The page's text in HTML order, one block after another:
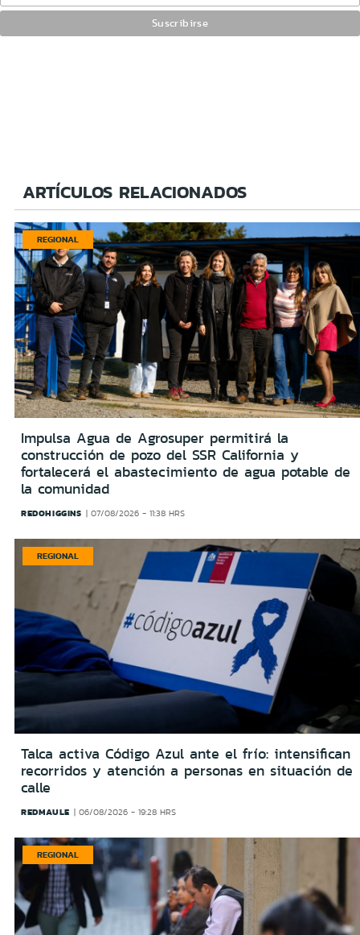
ARTÍCULOS RELACIONADOS
REGIONAL
Impulsa Agua de Agrosuper permitirá la
construcción de pozo del SSR California y
fortalecerá el abastecimiento de agua potable de
la comunidad
REDOHIGGINS 07/08/2026 - 11:38 HRS
REGIONAL
Talca activa Código Azul ante el frío: intensifican
recorridos y atención a personas en situación de
calle
REDMAULE 06/08/2026 - 19:28 HRS
REGIONAL